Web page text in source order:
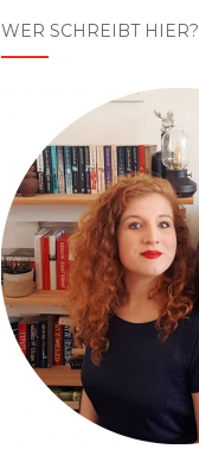
WER SCHREIBT HIER?